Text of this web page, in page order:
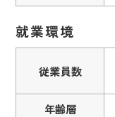
就業環境
従業員数
年齢層